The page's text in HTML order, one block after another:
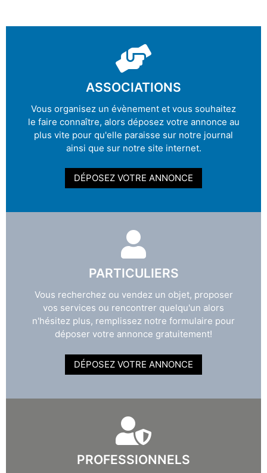
ASSOCIATIONS
Vous organisez un évènement et vous souhaitez
le faire connaître, alors déposez votre annonce au
plus vite pour qu'elle paraisse sur notre journal
ainsi que sur notre site internet.
DÉPOSEZ VOTRE ANNONCE
PARTICULIERS
Vous recherchez ou vendez un objet, proposer
vos services ou rencontrer quelqu'un alors
n'hésitez plus, remplissez notre formulaire pour
déposer votre annonce gratuitement!
DÉPOSEZ VOTRE ANNONCE
PROFESSIONNELS